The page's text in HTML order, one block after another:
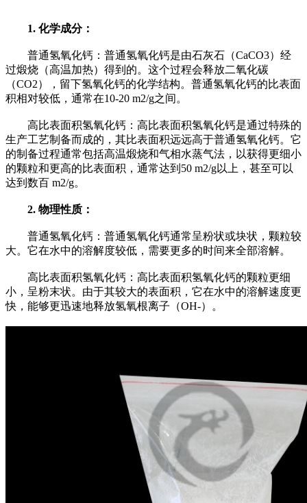
1. 化学成分：
普通氢氧化钙：普通氢氧化钙是由石灰石（CaCO3）经
过煅烧（高温加热）得到的。这个过程会释放二氧化碳
（CO2），留下氢氧化钙的化学结构。普通氢氧化钙的比表面
积相对较低，通常在10-20 m2/g之间。
高比表面积氢氧化钙：高比表面积氢氧化钙是通过特殊的
生产工艺制备而成的，其比表面积远远高于普通氢氧化钙。它
的制备过程通常包括高温煅烧和气相水蒸气法，以获得更细小
的颗粒和更高的比表面积，通常达到50 m2/g以上，甚至可以
达到数百 m2/g。
2. 物理性质：
普通氢氧化钙：普通氢氧化钙通常呈粉状或块状，颗粒较
大。它在水中的溶解度较低，需要更多的时间来全部溶解。
高比表面积氢氧化钙：高比表面积氢氧化钙的颗粒更细
小，呈粉末状。由于其较大的表面积，它在水中的溶解速度更
快，能够更迅速地释放氢氧根离子（OH-）。